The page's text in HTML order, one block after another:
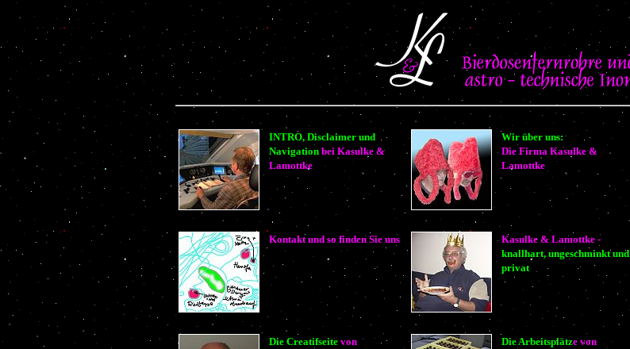
INTRO, Disclaimer und
Navigation bei Kasulke &
Lamottke
Wir über uns:
Die Firma Kasulke &
Lamottke
Kontakt und so finden Sie uns
Kasulke & Lamottke -
knallhart, ungeschminkt und
privat
Die Creatifseite von
Die Arbeitsplätze von